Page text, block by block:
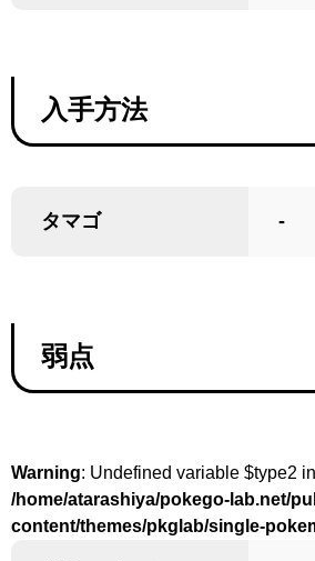
入手方法
タマゴ -
弱点
Warning: Undefined variable $type2 in
/home/atarashiya/pokego-lab.net/
content/themes/pkglab/single-